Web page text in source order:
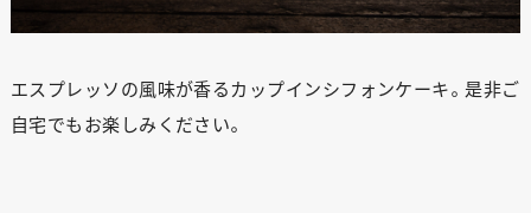
エスプレッソの風味が香るカップインシフォンケーキ。是非ご
自宅でもお楽しみください。